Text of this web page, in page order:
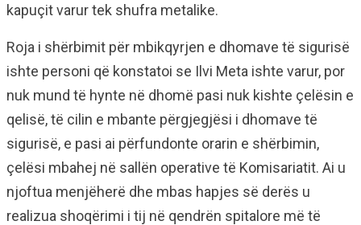
kapuçit varur tek shufra metalike.
Roja i shërbimit për mbikqyrjen e dhomave të sigurisë
ishte personi që konstatoi se Ilvi Meta ishte varur, por
nuk mund të hynte në dhomë pasi nuk kishte çelësin e
qelisë, të cilin e mbante përgjegjësi i dhomave të
sigurisë, e pasi ai përfundonte orarin e shërbimin,
çelësi mbahej në sallën operative të Komisariatit. Ai u
njoftua menjëherë dhe mbas hapjes së derës u
realizua shoqërimi i tij në qendrën spitalore më të